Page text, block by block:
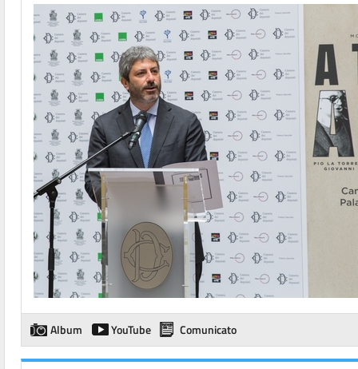
Album YouTube Comunicato